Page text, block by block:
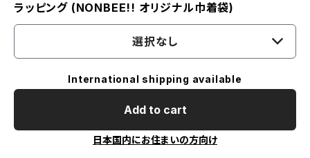
ラッピング (NONBEE!! オリジナル巾着袋)
選択なし
International shipping available
Add to cart
日本国内にお住まいの方向け